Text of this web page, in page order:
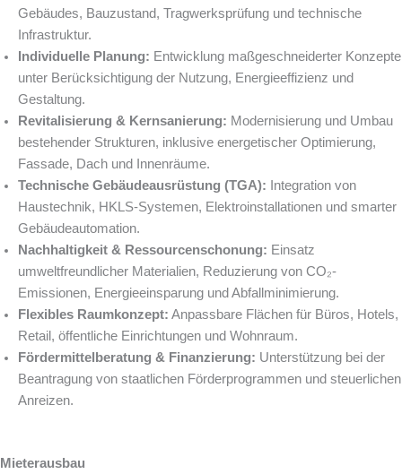
Gebäudes, Bauzustand, Tragwerksprüfung und technische
Infrastruktur.
Individuelle Planung: Entwicklung maßgeschneiderter Konzepte
unter Berücksichtigung der Nutzung, Energieeffizienz und
Gestaltung.
Revitalisierung & Kernsanierung: Modernisierung und Umbau
bestehender Strukturen, inklusive energetischer Optimierung,
Fassade, Dach und Innenräume.
Technische Gebäudeausrüstung (TGA): Integration von
Haustechnik, HKLS-Systemen, Elektroinstallationen und smarter
Gebäudeautomation.
Nachhaltigkeit & Ressourcenschonung: Einsatz
umweltfreundlicher Materialien, Reduzierung von CO₂-
Emissionen, Energieeinsparung und Abfallminimierung.
Flexibles Raumkonzept: Anpassbare Flächen für Büros, Hotels,
Retail, öffentliche Einrichtungen und Wohnraum.
Fördermittelberatung & Finanzierung: Unterstützung bei der
Beantragung von staatlichen Förderprogrammen und steuerlichen
Anreizen.
Mieterausbau